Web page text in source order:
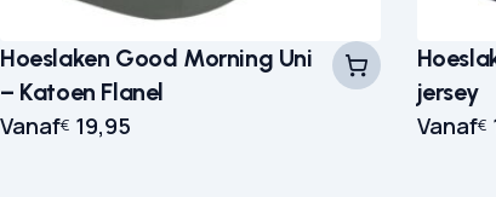
Hoeslaken Good Morning Uni
– Katoen Flanel
Vanaf€ 19,95
jersey
Vanaf€